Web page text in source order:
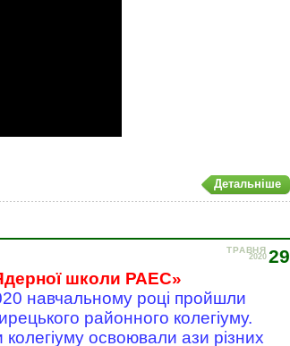
Детальніше
29
ТРАВНЯ
2020
школи РАЕС»
навчальному році пройшли
районного колегіуму.
освоювали ази різних